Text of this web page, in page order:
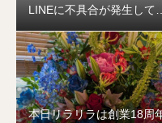
LINEに不具合が発生してお
本日リラリラは創業18周